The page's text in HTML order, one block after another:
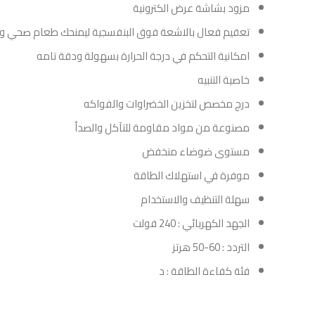
مزود بشاشة عرض الكترونية
تعقيم فعال بالاشعة فوق البنفسجية ليمنحك طعام صحي
امكانية التحكم في درجة الحرارة بسهولة ودقة تامه
خاصية التنبيه
درج مخصص لتخزين الخضراوات والفواكه
مصنوعة من مواد مقاومة للتآكل والصدأ
مستوى ضوضاء منخفض
موفرة في استهلاك الطاقة
سهلة التنظيف والاستخدام
الجهد الكهربائي : 240 فولت
التردد : 60-50 هرتز
فئة كفاءة الطاقة : د